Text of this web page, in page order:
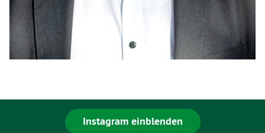
Instagram einblenden